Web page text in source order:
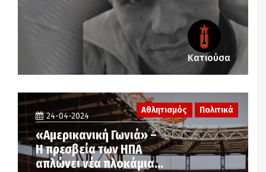
Κατιούσα
24-04-2024
«Αμερικανική Γωνιά» –
Η πρεσβεία των ΗΠΑ
απλώνει νέα πλοκάμια…
Αθλητισμός Πολιτικά